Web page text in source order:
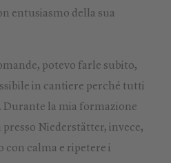
entusiasmo della sua
potevo farle subito,
in cantiere perché tutti
Durante la mia formazione
Niederstätter, invece,
calma e ripetere i